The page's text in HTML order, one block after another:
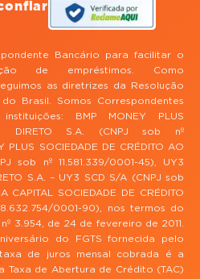
Bancário para facilitar o
de empréstimos. Como
as diretrizes da Resolução
Brasil. Somos Correspondentes
BMP MONEY PLUS
DIRETO S.A. (CNPJ sob nº
SOCIEDADE DE CRÉDITO AO
sob nº 11.581.339/0001-45), UY3
S.A. – UY3 SCD S/A (CNPJ sob
SOCIEDADE DE CRÉDITO
0001-90), nos termos do
3.954, de 24 de fevereiro de 2011.
do FGTS fornecida pelo
de juros mensal cobrada é a
Taxa de Abertura de Crédito (TAC)